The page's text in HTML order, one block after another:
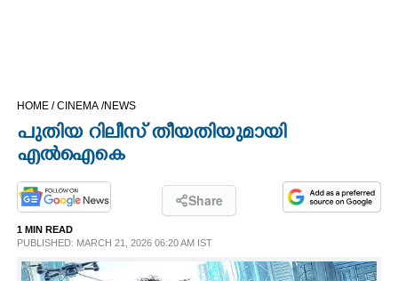
OPINION
LIFESTYLE
HOME /CINEMA /NEWS
പുതിയ റിലീസ് തീയതിയുമായി
എൽഐകെ
Share
1 MIN READ
PUBLISHED: MARCH 21, 2026 06:20 AM IST